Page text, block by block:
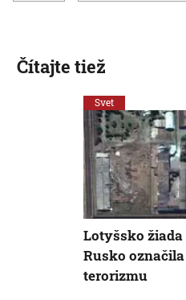
Čítajte tiež
Svet
Lotyšsko žiada
Rusko
terorizmu